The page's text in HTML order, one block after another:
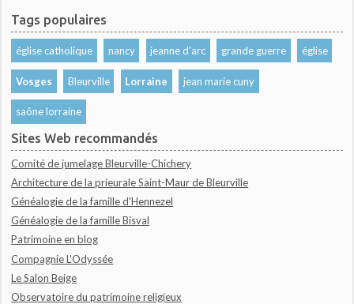
Tags populaires
église catholique nancy jeanne d'arc grande guerre église
Vosges Bleurville Lorraine jean marie cuny
saône lorraine
Sites Web recommandés
Comité de jumelage Bleurville-Chichery
Architecture de la prieurale Saint-Maur de Bleurville
Généalogie de la famille d'Hennezel
Généalogie de la famille Bisval
Patrimoine en blog
Compagnie L'Odyssée
Le Salon Beige
Observatoire du patrimoine religieux